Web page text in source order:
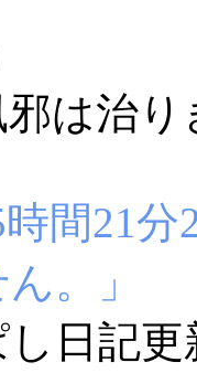
邪は治
時間21
。」
日記